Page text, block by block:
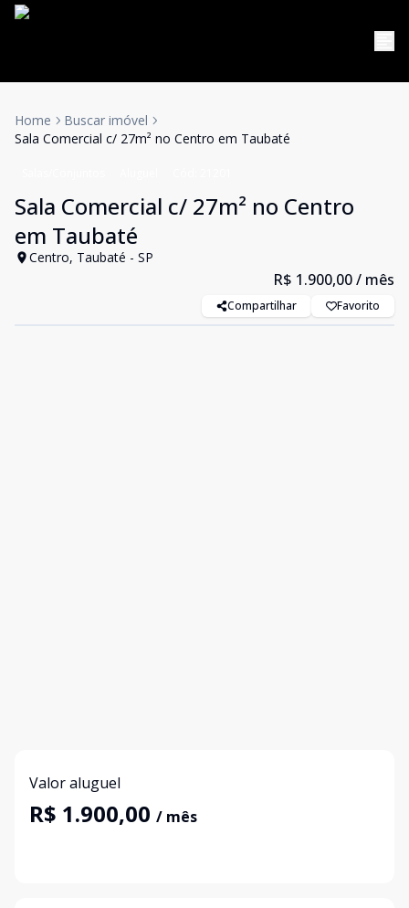
Home
Buscar imóvel
Sala Comercial c/ 27m² no Centro em Taubaté
Sala Comercial c/ 27m² no Centro
em Taubaté
Centro, Taubaté - SP
R$ 1.900,00/ mês
Compartilhar Favorito
Valor aluguel
R$ 1.900,00 / mês